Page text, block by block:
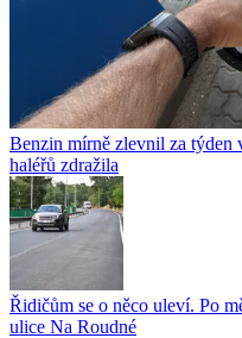
Benzin mírně zlevnil za týden
haléřů zdražila
Řidičům se o něco uleví. Po
ulice Na Roudné